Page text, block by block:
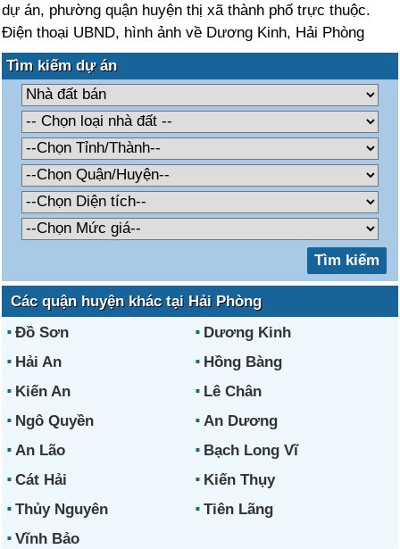
dự án, phường quận huyện thị xã thành phố trực thuộc.
Điện thoại UBND, hình ảnh về Dương Kinh, Hải Phòng
Tìm kiếm dự án
Các quận huyện khác tại Hải Phòng
Đồ Sơn
Dương Kinh
Hải An
Hồng Bàng
Kiến An
Lê Chân
Ngô Quyền
An Dương
An Lão
Bạch Long Vĩ
Cát Hải
Kiến Thụy
Thủy Nguyên
Tiên Lãng
Vĩnh Bảo